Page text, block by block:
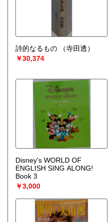
詩的なるもの
（寺田透）
￥30,374
Disney's WORLD OF
ENGLISH SING ALONG!
Book 3
￥3,000